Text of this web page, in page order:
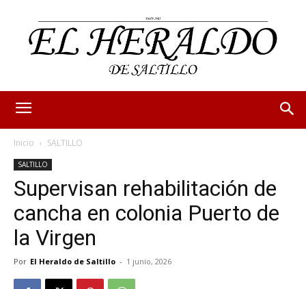
Inicio SALTILLO
SALTILLO
Supervisan rehabilitación de
cancha en colonia Puerto de
la Virgen
Por El Heraldo de Saltillo - 1 junio, 2026